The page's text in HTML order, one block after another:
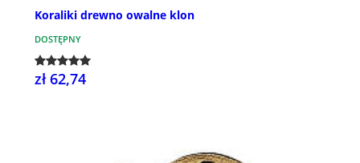
Koraliki drewno owalne klon
DOSTĘPNY
zł 62,74